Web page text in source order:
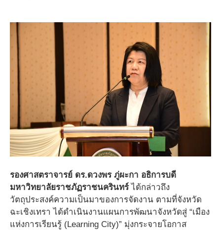
รองศาสตราจารย์ ดร.ดวงพร ภู่ผะกา อธิการบดี
มหาวิทยาลัยราชภัฏราชนครินทร์ได้กล่าวถึง
วัตถุประสงค์ความเป็นมาของการจัดงาน ตามที่จังหวัด
ฉะเชิงเทรา ได้ดำเนินงานแผนการพัฒนาจังหวัดสู่ “เมือง
แห่งการเรียนรู้ (Learning City)” มุ่งกระจายโอกาส